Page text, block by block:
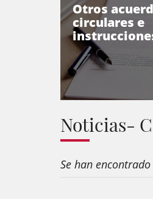
Otros
circulares e
Noticias-
Se han